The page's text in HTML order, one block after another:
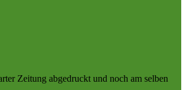
Zeitung abgedruckt und noch am selben